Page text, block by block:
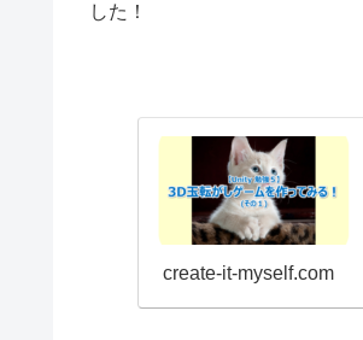
した！
create-it-myself.com